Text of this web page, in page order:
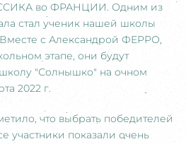
во ФРАНЦИИ. Одним из
стал ученик нашей школы
с Александрой ФЕРРО,
этапе, они будут
"Солнышко" на очном
2022 г.
что выбрать победителей
участники показали очень